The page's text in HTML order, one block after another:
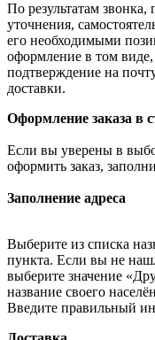
По результатам звонка,
уточнения,
его необходимыми
оформление в том виде,
подтверждение на
доставки.
Оформление заказа в
Если вы уверены в
оформить заказ,
Заполнение адреса
Выберите из списка
пункта. Если вы не
выберите значение
название своего
Введите правильный